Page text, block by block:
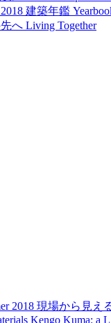
建築年鑑
へ Living Together
2018 現場から見え
Kengo Kuma: a